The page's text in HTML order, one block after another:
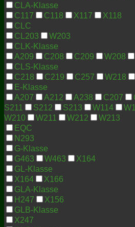
CLA-Klasse
C117
C118 X117
X118
CLC
CL203
W203
CLK-Klasse
A209
C208 C209 W208
CLS-Klasse
C218
C219 C257 W218
E-Klasse
A207
A212 A238 C207
S211
S212 S213 W114
W210
W211 W212
W213
EQC
N293
G-Klasse
G463
W463
X164
GL-Klasse
X164
X166
GLA-Klasse
H247
X156
GLB-Klasse
X247